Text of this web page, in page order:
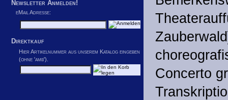
Newsletter Anmelden!
eMail Adresse:
Direktkauf
Hier Artikelnummer aus unserem Katalog eingeben
(ohne 'amb').
Concerto